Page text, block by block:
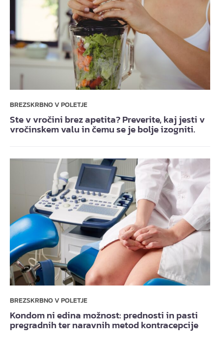
BREZSKRBNO V POLETJE
Ste v vročini brez apetita? Preverite, kaj jesti v
vročinskem valu in čemu se je bolje izogniti.
BREZSKRBNO V POLETJE
Kondom ni edina možnost: prednosti in pasti
pregradnih ter naravnih metod kontracepcije